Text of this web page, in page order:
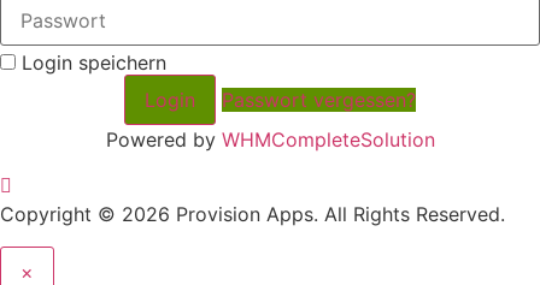
Login speichern
Passwort vergessen?
Powered by WHMCompleteSolution
Copyright © 2026 Provision Apps. All Rights Reserved.
×